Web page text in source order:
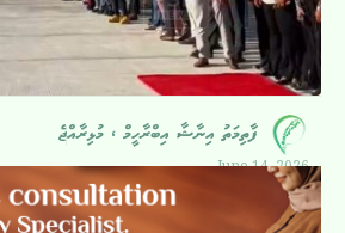
ފާތިމަތު އިނާޝާ އިބްރާހީމް ، މުޅިރާއްޖެ
June 14, 2026